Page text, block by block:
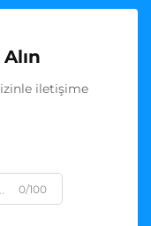
iletişime
0/100